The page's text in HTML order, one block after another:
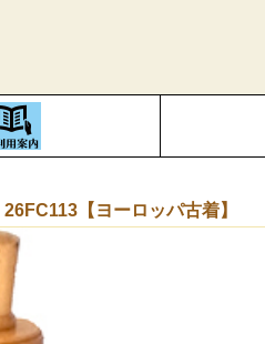
【ヨーロッパ古着】